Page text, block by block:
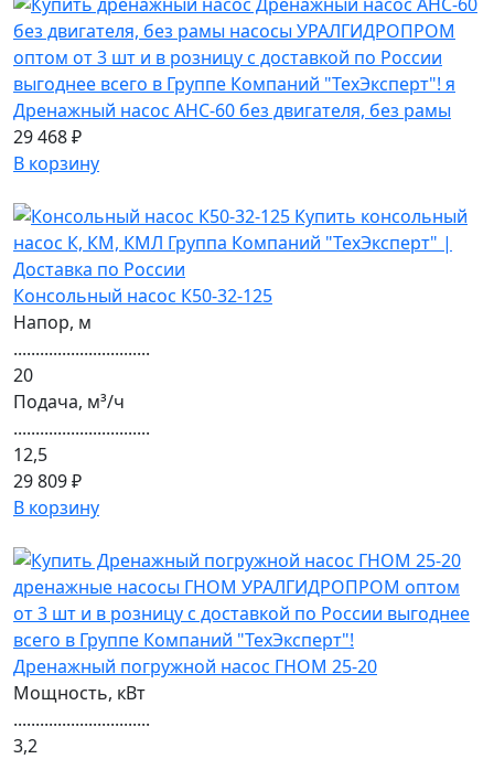
Дренажный насос АНС-60 без двигателя, без рамы
29 468 ₽
В корзину
Консольный насос К50-32-125
Напор, м
...............................
20
Подача, м³/ч
...............................
12,5
29 809 ₽
В корзину
Дренажный погружной насос ГНОМ 25-20
Мощность, кВт
...............................
3,2